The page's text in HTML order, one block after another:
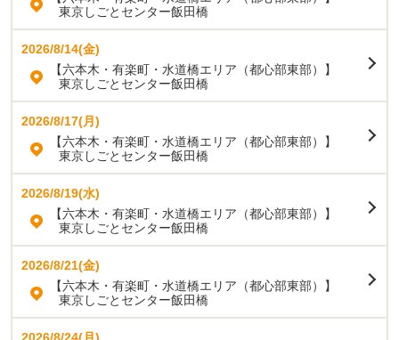
東京しごとセンター飯田橋
2026/8/14(金)
【六本木・有楽町・水道橋エリア（都心部東部）】
東京しごとセンター飯田橋
2026/8/17(月)
【六本木・有楽町・水道橋エリア（都心部東部）】
東京しごとセンター飯田橋
2026/8/19(水)
【六本木・有楽町・水道橋エリア（都心部東部）】
東京しごとセンター飯田橋
2026/8/21(金)
【六本木・有楽町・水道橋エリア（都心部東部）】
東京しごとセンター飯田橋